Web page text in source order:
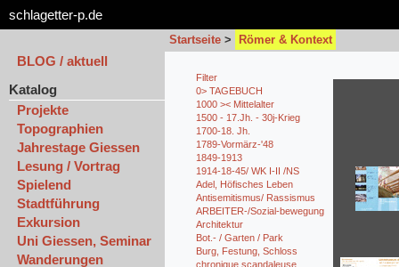
schlagetter-p.de
Startseite > Römer & Kontext
BLOG / aktuell
Katalog
Projekte
Topographien
Jahrestage Giessen
Lesung / Vortrag
Spielend
Stadtführung
Exkursion
Uni Giessen, Seminar
Wanderungen
Filter
0> TAGEBUCH
1000 >< Mittelalter
1500 - 17.Jh. - 30j-Krieg
1700-18. Jh.
1789-Vormärz-'48
1849-1913
1914-18-45/ WK I-II /NS
Adel, Höfisches Leben
Antisemitismus/ Rassismus
ARBEITER-/Sozial-bewegung
Architektur
Bot.- / Garten / Park
Burg, Festung, Schloss
chronique scandaleuse